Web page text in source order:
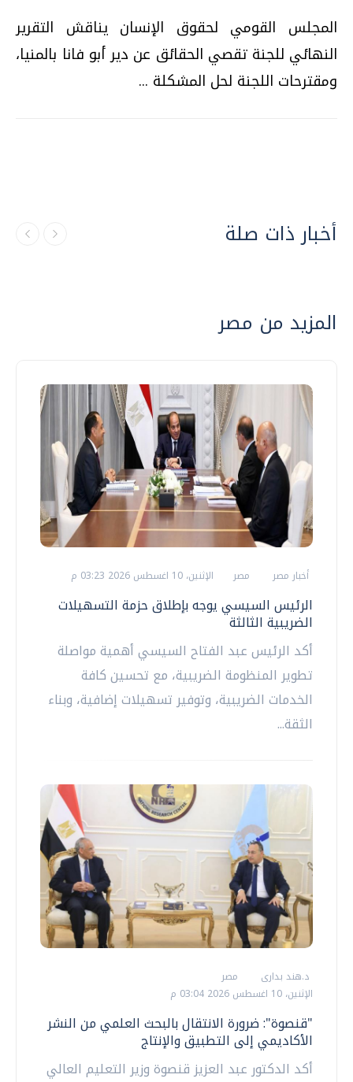
المجلس القومي لحقوق الإنسان يناقش التقرير
النهائي للجنة تقصي الحقائق عن دير أبو فانا بالمنيا،
ومقترحات اللجنة لحل المشكلة ...
أخبار ذات صلة
المزيد من مصر
أخبار مصر مصر الإثنين، 10 اغسطس 2026 03:23 م
الرئيس السيسي يوجه بإطلاق حزمة التسهيلات
الضريبية الثالثة
أكد الرئيس عبد الفتاح السيسي أهمية مواصلة
تطوير المنظومة الضريبية، مع تحسين كافة
الخدمات الضريبية، وتوفير تسهيلات إضافية، وبناء
الثقة...
د.هند بدارى
مصر
الإثنين، 10 اغسطس 2026 03:04 م
"قنصوة": ضرورة الانتقال بالبحث العلمي من النشر
الأكاديمي إلى التطبيق والإنتاج
أكد الدكتور عبد العزيز قنصوة وزير التعليم العالي